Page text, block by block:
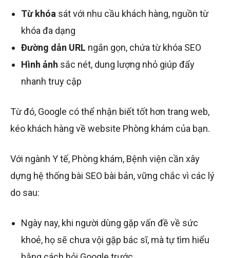
Từ khóa sát với nhu cầu khách hàng, nguồn từ
khóa đa dạng
Đường dẫn URL ngắn gọn, chứa từ khóa SEO
Hình ảnh sắc nét, dung lượng nhỏ giúp đẩy
nhanh truy cập
Từ đó, Google có thể nhận biết tốt hơn trang web,
kéo khách hàng về website Phòng khám của bạn.
Với ngành Y tế, Phòng khám, Bệnh viện cần xây
dựng hệ thống bài SEO bài bản, vững chắc vì các lý
do sau:
Ngày nay, khi người dùng gặp vấn đề về sức
khoẻ, họ sẽ chưa vội gặp bác sĩ, mà tự tìm hiểu